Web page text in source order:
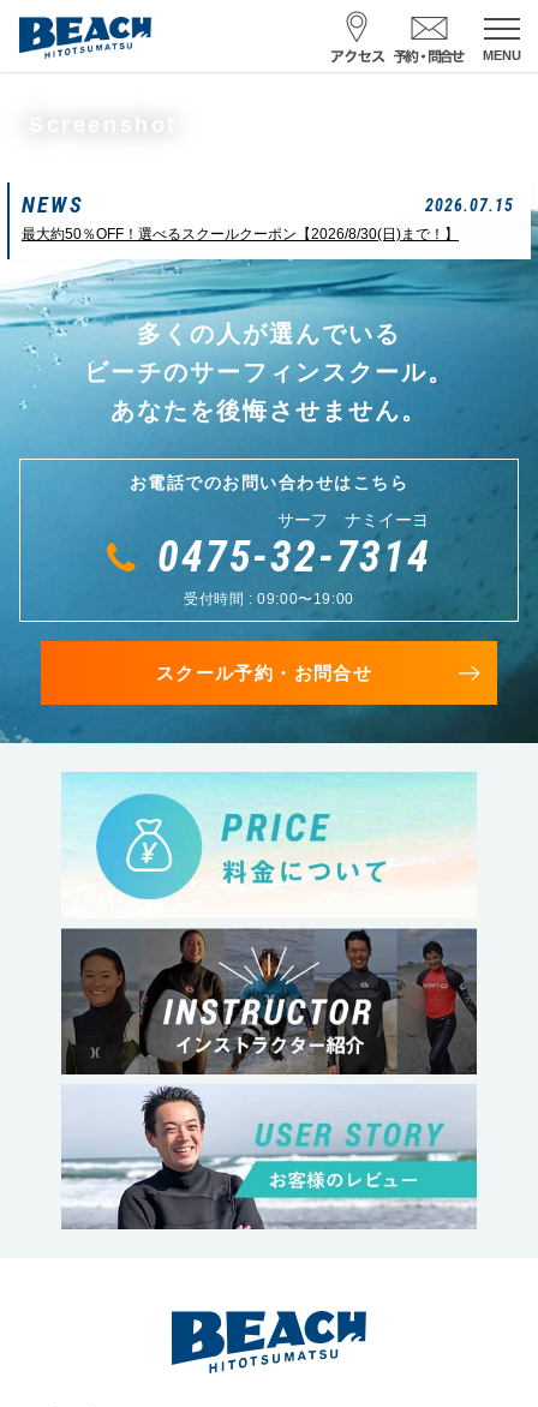
MENU
スクール予約・お問合せ
サーフ ナミイーヨ
0475-32-7314
受付時間 : 09:00〜19:00
一松海岸 波情報
状態 風
07:42
NEWS 2026.07.15
最大約50％OFF！選べるスクールクーポン【2026/8/30(日)まで！】
多くの人が選んでいる
ビーチのサーフィンスクール。
あなたを後悔させません。
お電話でのお問い合わせはこちら
サーフ ナミイーヨ
0475-32-7314
受付時間 : 09:00〜19:00
スクール予約・お問合せ